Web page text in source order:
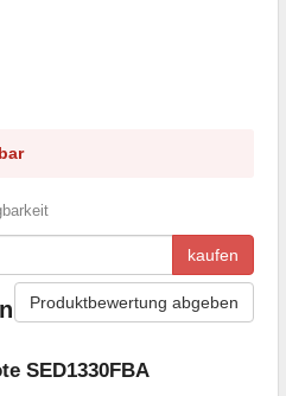
kaufen
Produktbewertung abgeben
SED1330FBA